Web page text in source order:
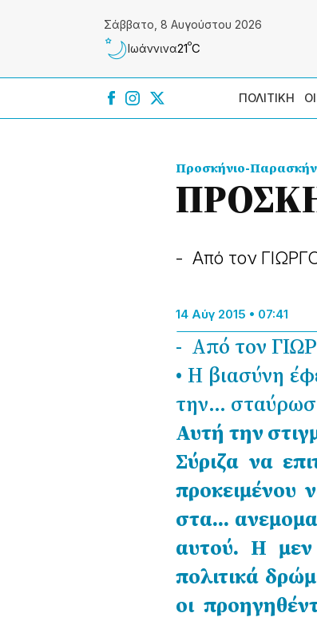
Σάββατο, 8 Αυγούστου 2026
Ιωάννɩνα21ºC
ΠΟΛΙΤΙΚΗ
Προσκήνιο-
- Aπό τον
14 Αύγ 2015 • 07:41
- Aπό τον
• Η βιασύνη
την…
Αυτή την
Σύριζα να
προκειμένου
στα…
αυτού. Η
πολιτικά
οι